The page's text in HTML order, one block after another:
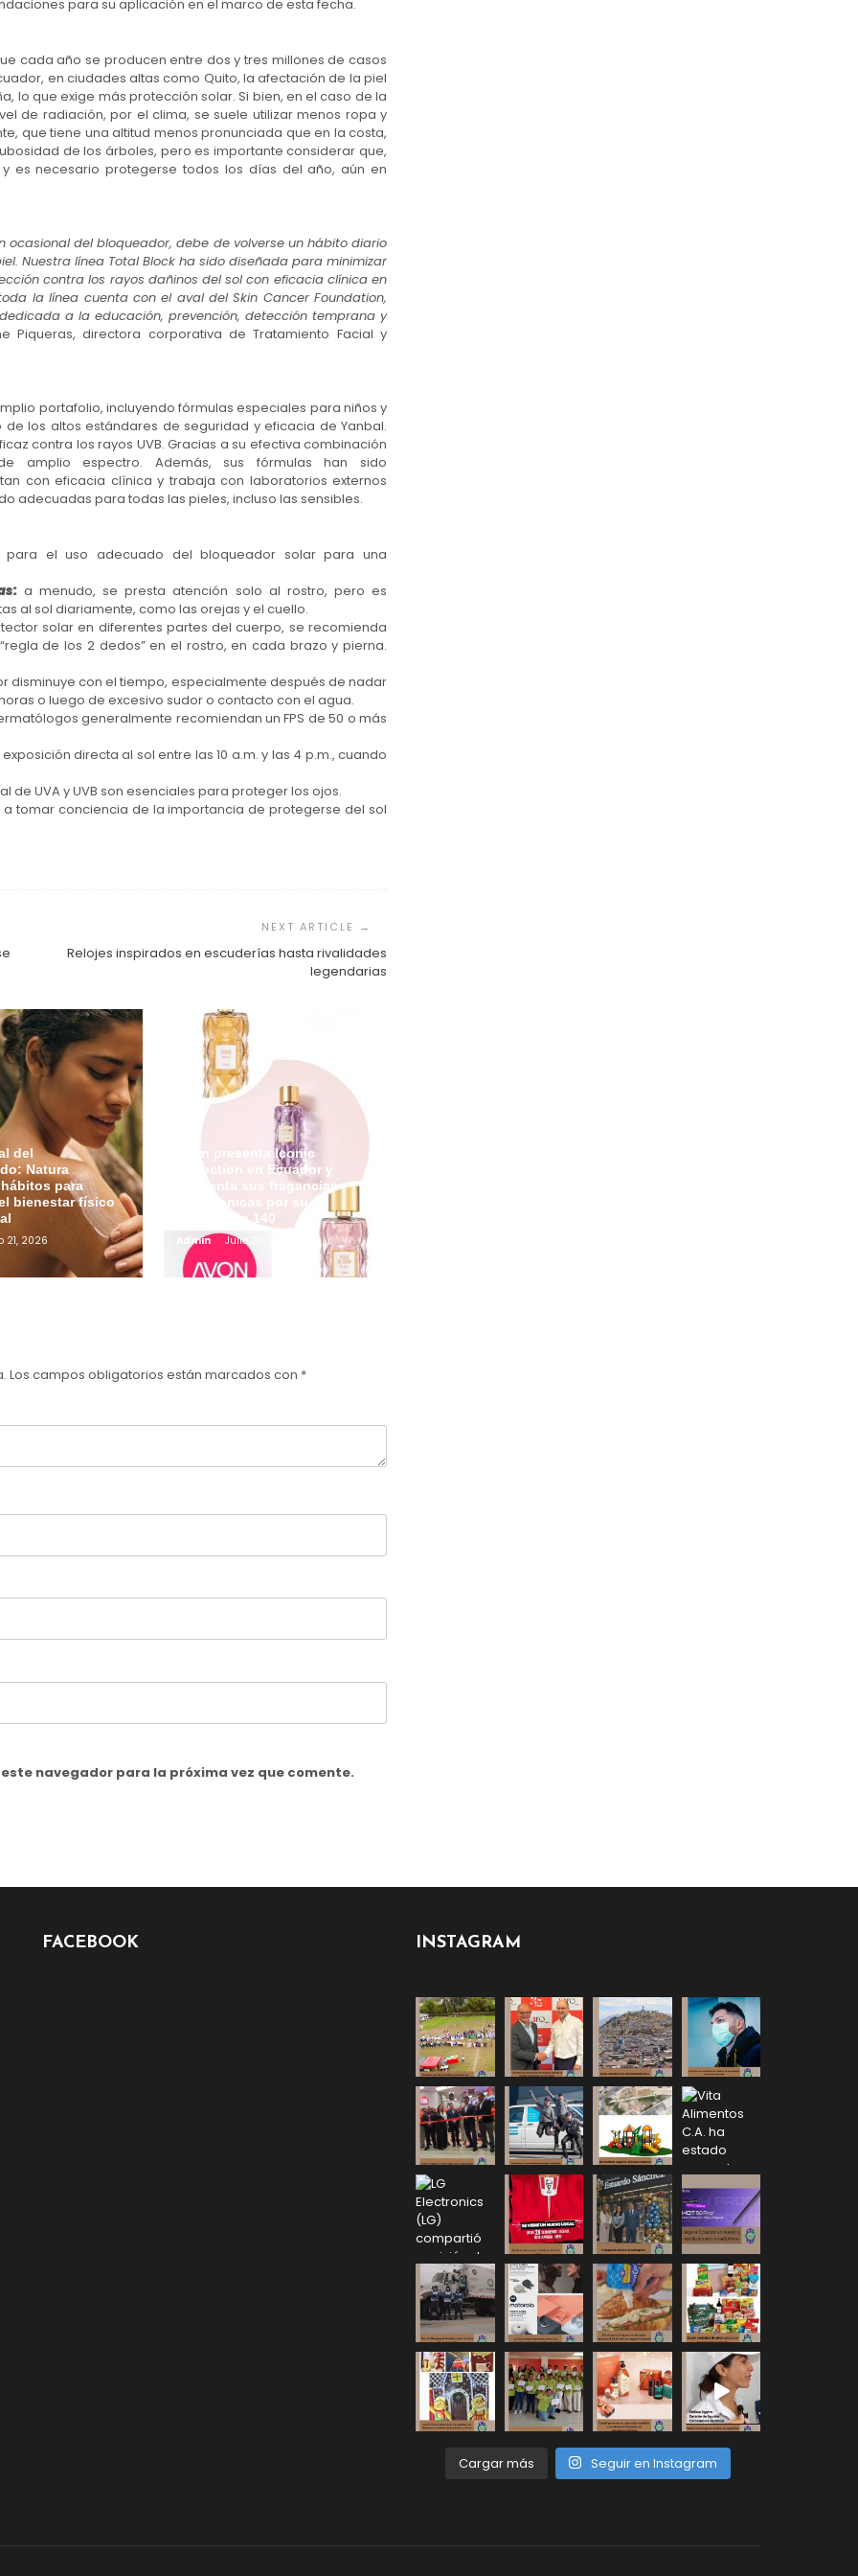
para su aplicación en el marco de esta fecha.
cada año se producen entre dos y tres millones de casos
en ciudades altas como Quito, la afectación de la piel
lo que exige más protección solar. Si bien, en el caso de la
de radiación, por el clima, se suele utilizar menos ropa y
que tiene una altitud menos pronunciada que en la costa,
de los árboles, pero es importante considerar que,
es necesario protegerse todos los días del año, aún en
del bloqueador, debe de volverse un hábito diario
Nuestra línea Total Block ha sido diseñada para minimizar
contra los rayos dañinos del sol con eficacia clínica en
la línea cuenta con el aval del Skin Cancer Foundation,
a la educación, prevención, detección temprana y
Piqueras, directora corporativa de Tratamiento Facial y
portafolio, incluyendo fórmulas especiales para niños y
los altos estándares de seguridad y eficacia de Yanbal.
contra los rayos UVB. Gracias a su efectiva combinación
amplio espectro. Además, sus fórmulas han sido
con eficacia clínica y trabaja con laboratorios externos
adecuadas para todas las pieles, incluso las sensibles.
para el uso adecuado del bloqueador solar para una
a menudo, se presta atención solo al rostro, pero es
al sol diariamente, como las orejas y el cuello.
solar en diferentes partes del cuerpo, se recomienda
de los 2 dedos” en el rostro, en cada brazo y pierna.
disminuye con el tiempo, especialmente después de nadar
o luego de excesivo sudor o contacto con el agua.
generalmente recomiendan un FPS de 50 o más
directa al sol entre las 10 a.m. y las 4 p.m., cuando
de UVA y UVB son esenciales para proteger los ojos.
a tomar conciencia de la importancia de protegerse del sol
Relojes inspirados en escuderías hasta rivalidades
legendarias
del
Natura
para
bienestar físico
21, 2026
Avon presenta Iconic
Collection en Ecuador y
reinventa sus fragancias
más icónicas por su
aniversario 140
Admin Julio 20, 2026
Los campos obligatorios están marcados con *
navegador para la próxima vez que comente.
FACEBOOK INSTAGRAM
Cargar más Seguir en Instagram